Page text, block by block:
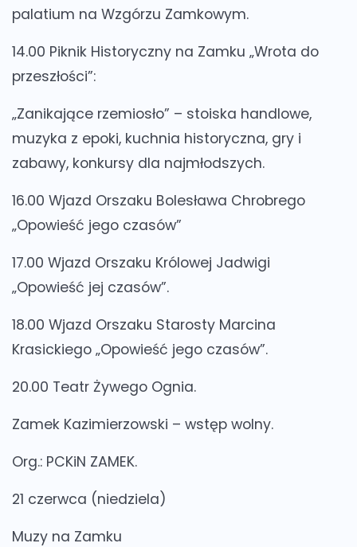
palatium na Wzgórzu Zamkowym.
14.00 Piknik Historyczny na Zamku „Wrota do
przeszłości”:
„Zanikające rzemiosło” – stoiska handlowe,
muzyka z epoki, kuchnia historyczna, gry i
zabawy, konkursy dla najmłodszych.
16.00 Wjazd Orszaku Bolesława Chrobrego
„Opowieść jego czasów”
17.00 Wjazd Orszaku Królowej Jadwigi
„Opowieść jej czasów”.
18.00 Wjazd Orszaku Starosty Marcina
Krasickiego „Opowieść jego czasów”.
20.00 Teatr Żywego Ognia.
Zamek Kazimierzowski – wstęp wolny.
Org.: PCKiN ZAMEK.
21 czerwca (niedziela)
Muzy na Zamku